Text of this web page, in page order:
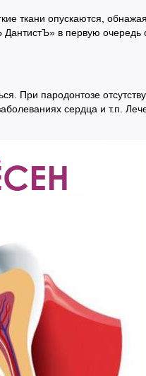
ткани опускаются, обнажая
в первую очередь
При пародонтозе
сердца и т.п.